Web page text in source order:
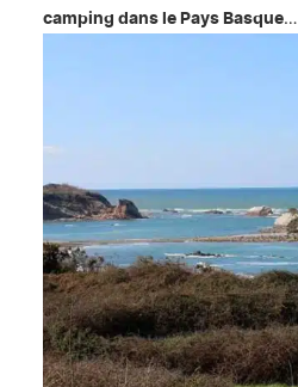
camping dans le Pays Basque…